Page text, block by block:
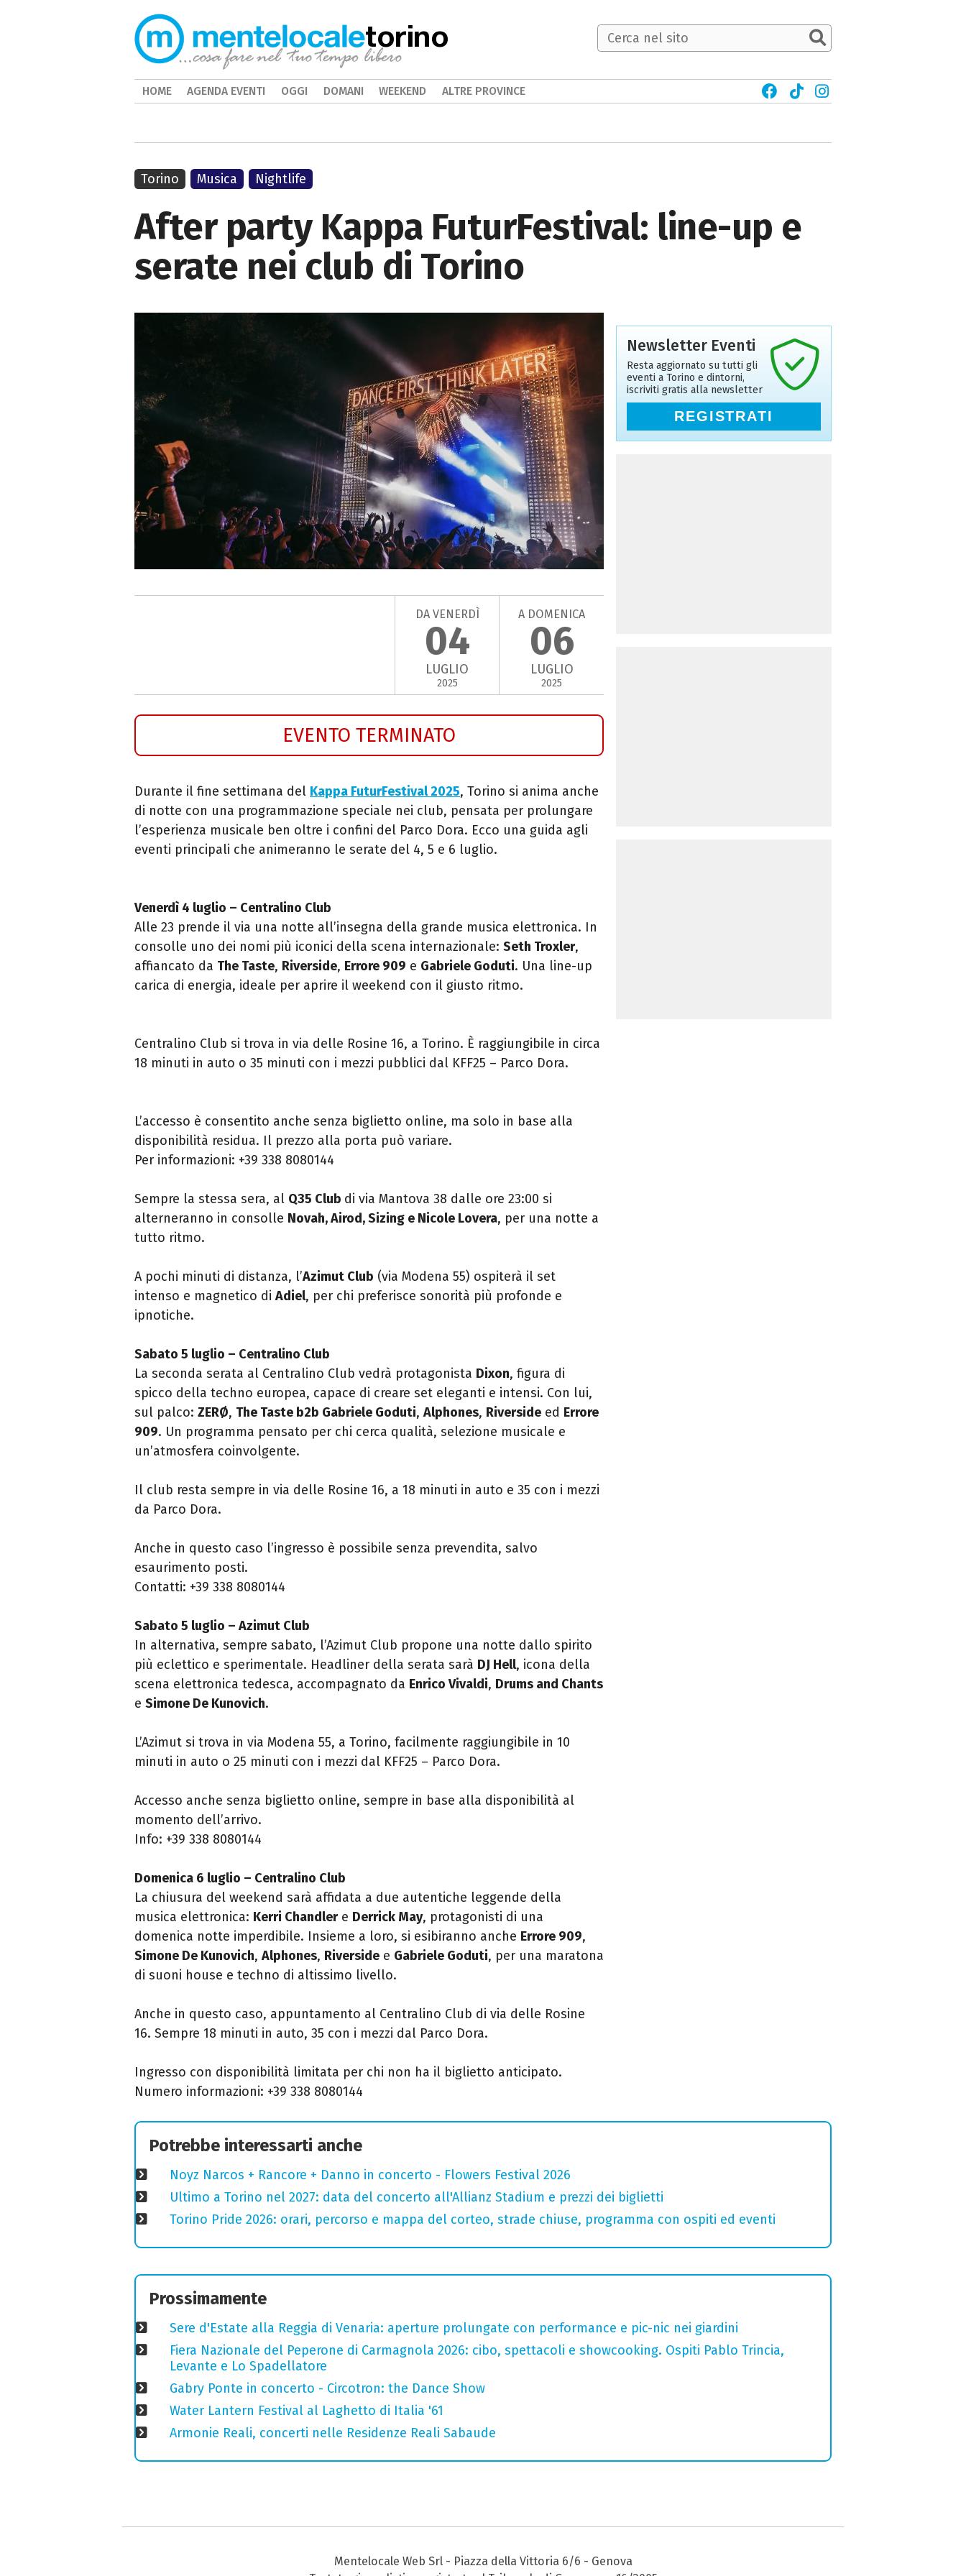
After party Kappa FuturFestival: line-up e
serate nei club di Torino
DA VENERDÌ
04
LUGLIO
2025
A DOMENICA
06
LUGLIO
2025
EVENTO TERMINATO
Durante il fine settimana del Kappa FuturFestival 2025, Torino si anima anche
di notte con una programmazione speciale nei club, pensata per prolungare
l’esperienza musicale ben oltre i confini del Parco Dora. Ecco una guida agli
eventi principali che animeranno le serate del 4, 5 e 6 luglio.
Venerdì 4 luglio – Centralino Club
Alle 23 prende il via una notte all’insegna della grande musica elettronica. In
consolle uno dei nomi più iconici della scena internazionale: Seth Troxler,
affiancato da The Taste, Riverside, Errore 909 e Gabriele Goduti. Una line-up
carica di energia, ideale per aprire il weekend con il giusto ritmo.
Centralino Club si trova in via delle Rosine 16, a Torino. È raggiungibile in circa
18 minuti in auto o 35 minuti con i mezzi pubblici dal KFF25 – Parco Dora.
L’accesso è consentito anche senza biglietto online, ma solo in base alla
disponibilità residua. Il prezzo alla porta può variare.
Per informazioni: +39 338 8080144
Sempre la stessa sera, al Q35 Club di via Mantova 38 dalle ore 23:00 si
alterneranno in consolle Novah, Airod, Sizing e Nicole Lovera, per una notte a
tutto ritmo.
A pochi minuti di distanza, l’Azimut Club (via Modena 55) ospiterà il set
intenso e magnetico di Adiel, per chi preferisce sonorità più profonde e
ipnotiche.
Sabato 5 luglio – Centralino Club
La seconda serata al Centralino Club vedrà protagonista Dixon, figura di
spicco della techno europea, capace di creare set eleganti e intensi. Con lui,
sul palco: ZERØ, The Taste b2b Gabriele Goduti, Alphones, Riverside ed Errore
909. Un programma pensato per chi cerca qualità, selezione musicale e
un’atmosfera coinvolgente.
Il club resta sempre in via delle Rosine 16, a 18 minuti in auto e 35 con i mezzi
da Parco Dora.
Anche in questo caso l’ingresso è possibile senza prevendita, salvo
esaurimento posti.
Contatti: +39 338 8080144
Sabato 5 luglio – Azimut Club
In alternativa, sempre sabato, l’Azimut Club propone una notte dallo spirito
più eclettico e sperimentale. Headliner della serata sarà DJ Hell, icona della
scena elettronica tedesca, accompagnato da Enrico Vivaldi, Drums and Chants
e Simone De Kunovich.
L’Azimut si trova in via Modena 55, a Torino, facilmente raggiungibile in 10
minuti in auto o 25 minuti con i mezzi dal KFF25 – Parco Dora.
Accesso anche senza biglietto online, sempre in base alla disponibilità al
momento dell’arrivo.
Info: +39 338 8080144
Domenica 6 luglio – Centralino Club
La chiusura del weekend sarà affidata a due autentiche leggende della
musica elettronica: Kerri Chandlere Derrick May, protagonisti di una
domenica notte imperdibile. Insieme a loro, si esibiranno anche Errore 909,
Simone De Kunovich, Alphones, Riverside e Gabriele Goduti, per una maratona
di suoni house e techno di altissimo livello.
Anche in questo caso, appuntamento al Centralino Club di via delle Rosine
16. Sempre 18 minuti in auto, 35 con i mezzi dal Parco Dora.
Ingresso con disponibilità limitata per chi non ha il biglietto anticipato.
Numero informazioni: +39 338 8080144
Torino Musica Nightlife
Newsletter Eventi
Resta aggiornato su tutti gli
eventi a Torino e dintorni,
iscriviti gratis alla newsletter
REGISTRATI
Potrebbe interessarti anche
Noyz Narcos + Rancore + Danno in concerto - Flowers Festival 2026
Ultimo a Torino nel 2027: data del concerto all'Allianz Stadium e prezzi dei biglietti
Torino Pride 2026: orari, percorso e mappa del corteo, strade chiuse, programma con ospiti ed eventi
Prossimamente
Sere d'Estate alla Reggia di Venaria: aperture prolungate con performance e pic-nic nei giardini
Fiera Nazionale del Peperone di Carmagnola 2026: cibo, spettacoli e showcooking. Ospiti Pablo Trincia,
Levante e Lo Spadellatore
Gabry Ponte in concerto - Circotron: the Dance Show
Water Lantern Festival al Laghetto di Italia '61
Armonie Reali, concerti nelle Residenze Reali Sabaude
torino
HOME AGENDA EVENTI OGGI DOMANI WEEKEND ALTRE PROVINCE
Mentelocale Web Srl - Piazza della Vittoria 6/6 - Genova